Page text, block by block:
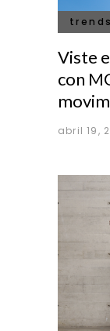
trends
Viste
con
abril 19,